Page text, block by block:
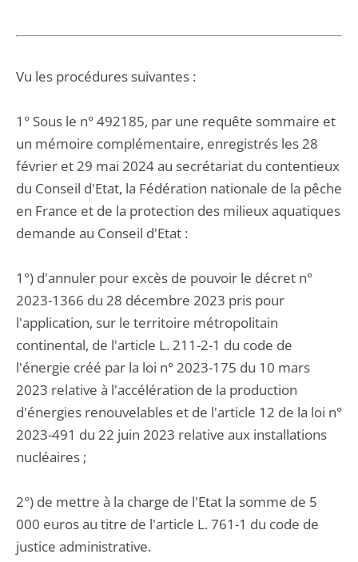
Vu les procédures suivantes :
1° Sous le n° 492185, par une requête sommaire et
un mémoire complémentaire, enregistrés les 28
février et 29 mai 2024 au secrétariat du contentieux
du Conseil d'Etat, la Fédération nationale de la pêche
en France et de la protection des milieux aquatiques
demande au Conseil d'Etat :
1°) d'annuler pour excès de pouvoir le décret n°
2023-1366 du 28 décembre 2023 pris pour
l'application, sur le territoire métropolitain
continental, de l'article L. 211-2-1 du code de
l'énergie créé par la loi n° 2023-175 du 10 mars
2023 relative à l'accélération de la production
d'énergies renouvelables et de l'article 12 de la loi n°
2023-491 du 22 juin 2023 relative aux installations
nucléaires ;
2°) de mettre à la charge de l'Etat la somme de 5
000 euros au titre de l'article L. 761-1 du code de
justice administrative.